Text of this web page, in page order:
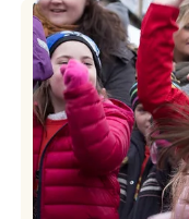
2026
–